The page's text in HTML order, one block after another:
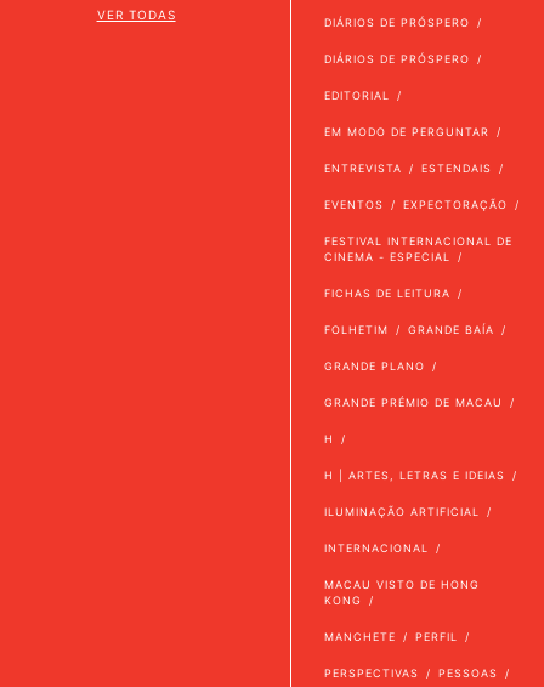
VER TODAS
DIÁRIOS DE PRÓSPERO
DIÁRIOS DE PRÓSPERO
EDITORIAL
EM MODO DE PERGUNTAR
ENTREVISTA ESTENDAIS
EVENTOS EXPECTORAÇÃO
FESTIVAL INTERNACIONAL DE
CINEMA - ESPECIAL
FICHAS DE LEITURA
FOLHETIM GRANDE BAÍA
GRANDE PLANO
GRANDE PRÉMIO DE MACAU
H
H | ARTES, LETRAS E IDEIAS
ILUMINAÇÃO ARTIFICIAL
INTERNACIONAL
MACAU VISTO DE HONG
KONG
MANCHETE PERFIL
PERSPECTIVAS PESSOAS